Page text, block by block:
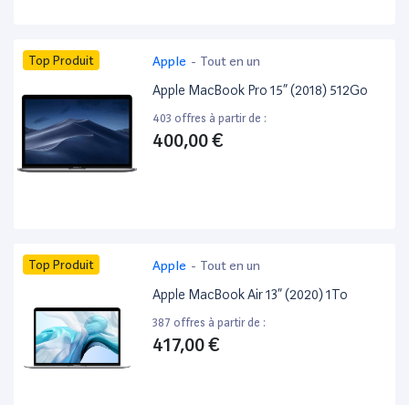
Top Produit Apple - Tout en un
Apple MacBook Pro 15” (2018) 512Go
403 offres à partir de :
400,00 €
Top Produit Apple - Tout en un
Apple MacBook Air 13” (2020) 1To
387 offres à partir de :
417,00 €